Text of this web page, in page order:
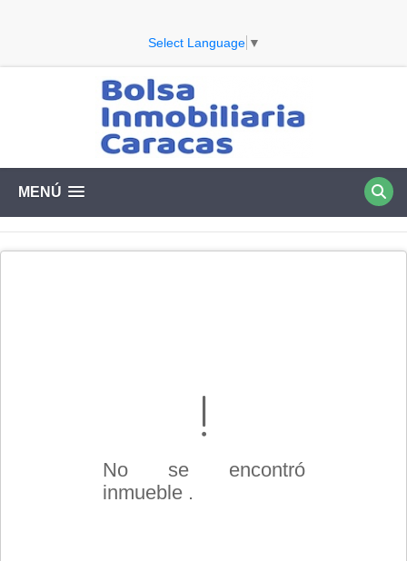
Select Language ▼
MENÚ
No se encontró
inmueble .